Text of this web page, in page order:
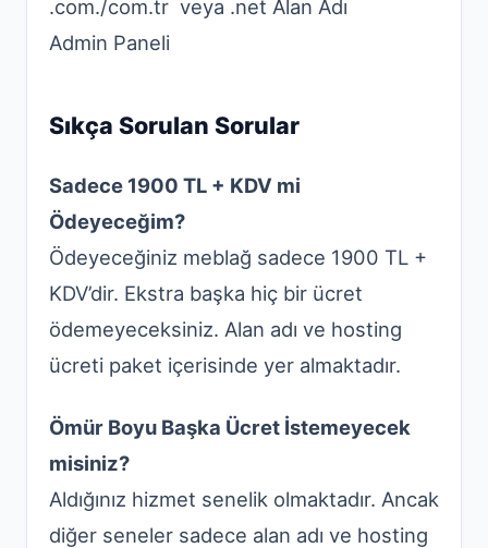
.com./com.tr veya .net Alan Adı
Admin Paneli
Sıkça Sorulan Sorular
Sadece 1900 TL + KDV mi
Ödeyeceğim?
Ödeyeceğiniz meblağ sadece 1900 TL +
KDV’dir. Ekstra başka hiç bir ücret
ödemeyeceksiniz. Alan adı ve hosting
ücreti paket içerisinde yer almaktadır.
Ömür Boyu Başka Ücret İstemeyecek
misiniz?
Aldığınız hizmet senelik olmaktadır. Ancak
diğer seneler sadece alan adı ve hosting